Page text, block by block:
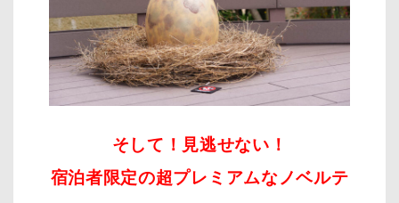
そして！見逃せない！
宿泊者限定の超プレミアムなノベルテ